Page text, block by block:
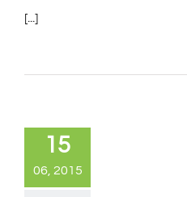
[...]
15
06, 2015